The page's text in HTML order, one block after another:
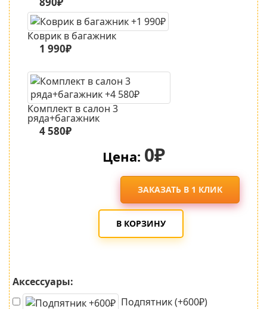
Коврик в багажник
1 990₽
Комплект в салон 3
ряда+багажник
4 580₽
Цена: 0₽
ЗАКАЗАТЬ В 1 КЛИК
В КОРЗИНУ
Аксессуары:
Подпятник (+600₽)